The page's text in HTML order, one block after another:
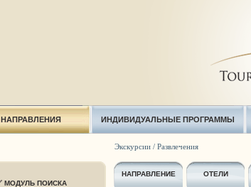
НАПРАВЛЕНИЯ ИНДИВИДУАЛЬНЫЕ ПРОГРАММЫ
МОДУЛЬ ПОИСКА
Экскурсии / Развлечения
НАПРАВЛЕНИЕ ОТЕЛИ